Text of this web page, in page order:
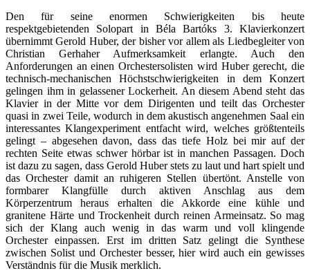
Den für seine enormen Schwierigkeiten bis heute
respektgebietenden Solopart in Béla Bartóks 3. Klavierkonzert
übernimmt Gerold Huber, der bisher vor allem als Liedbegleiter von
Christian Gerhaher Aufmerksamkeit erlangte. Auch den
Anforderungen an einen Orchestersolisten wird Huber gerecht, die
technisch-mechanischen Höchstschwierigkeiten in dem Konzert
gelingen ihm in gelassener Lockerheit. An diesem Abend steht das
Klavier in der Mitte vor dem Dirigenten und teilt das Orchester
quasi in zwei Teile, wodurch in dem akustisch angenehmen Saal ein
interessantes Klangexperiment entfacht wird, welches größtenteils
gelingt – abgesehen davon, dass das tiefe Holz bei mir auf der
rechten Seite etwas schwer hörbar ist in manchen Passagen. Doch
ist dazu zu sagen, dass Gerold Huber stets zu laut und hart spielt und
das Orchester damit an ruhigeren Stellen übertönt. Anstelle von
formbarer Klangfülle durch aktiven Anschlag aus dem
Körperzentrum heraus erhalten die Akkorde eine kühle und
granitene Härte und Trockenheit durch reinen Armeinsatz. So mag
sich der Klang auch wenig in das warm und voll klingende
Orchester einpassen. Erst im dritten Satz gelingt die Synthese
zwischen Solist und Orchester besser, hier wird auch ein gewisses
Verständnis für die Musik merklich.